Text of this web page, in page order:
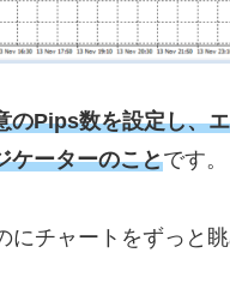
のPips数を設定し、
ケーターのことです。
にチャートをずっと